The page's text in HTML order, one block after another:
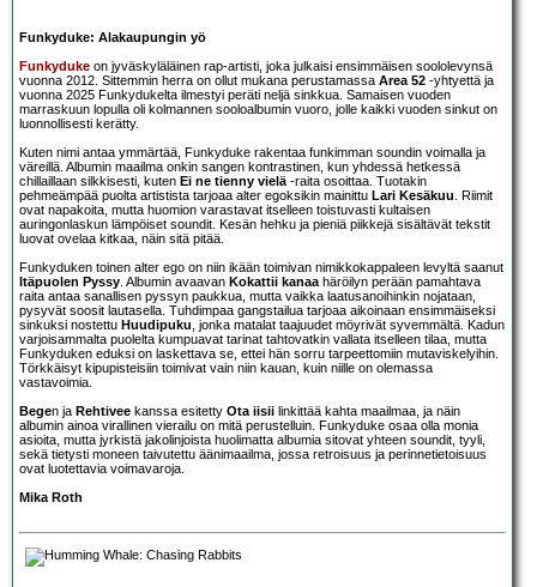
Funkyduke: Alakaupungin yö
Funkyduke on jyväskyläläinen rap-artisti, joka julkaisi ensimmäisen soololevynsä
vuonna 2012. Sittemmin herra on ollut mukana perustamassa Area 52 -yhtyettä ja
vuonna 2025 Funkydukelta ilmestyi peräti neljä sinkkua. Samaisen vuoden
marraskuun lopulla oli kolmannen sooloalbumin vuoro, jolle kaikki vuoden sinkut on
luonnollisesti kerätty.
Kuten nimi antaa ymmärtää, Funkyduke rakentaa funkimman soundin voimalla ja
väreillä. Albumin maailma onkin sangen kontrastinen, kun yhdessä hetkessä
chillaillaan silkkisesti, kuten Ei ne tienny vielä-raita osoittaa. Tuotakin
pehmeämpää puolta artistista tarjoaa alter egoksikin mainittu Lari Kesäkuu. Riimit
ovat napakoita, mutta huomion varastavat itselleen toistuvasti kultaisen
auringonlaskun lämpöiset soundit. Kesän hehku ja pieniä piikkejä sisältävät tekstit
luovat ovelaa kitkaa, näin sitä pitää.
Funkyduken toinen alter ego on niin ikään toimivan nimikkokappaleen levyltä saanut
Itäpuolen Pyssy. Albumin avaavan Kokattii kanaahäröilyn perään pamahtava
raita antaa sanallisen pyssyn paukkua, mutta vaikka laatusanoihinkin nojataan,
pysyvät soosit lautasella. Tuhdimpaa gangstailua tarjoaa aikoinaan ensimmäiseksi
sinkuksi nostettu Huudipuku, jonka matalat taajuudet möyrivät syvemmältä. Kadun
varjoisammalta puolelta kumpuavat tarinat tahtovatkin vallata itselleen tilaa, mutta
Funkyduken eduksi on laskettava se, ettei hän sorru tarpeettomiin mutaviskelyihin.
Törkkäisyt kipupisteisiin toimivat vain niin kauan, kuin niille on olemassa
vastavoimia.
Begen ja Rehtivee kanssa esitetty Ota iisii linkittää kahta maailmaa, ja näin
albumin ainoa virallinen vierailu on mitä perustelluin. Funkyduke osaa olla monia
asioita, mutta jyrkistä jakolinjoista huolimatta albumia sitovat yhteen soundit, tyyli,
sekä tietysti moneen taivutettu äänimaailma, jossa retroisuus ja perinnetietoisuus
ovat luotettavia voimavaroja.
Mika Roth